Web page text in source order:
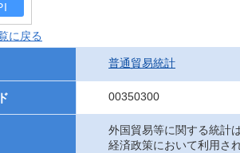
に戻る
普通貿易統計
00350300
外国貿易等に関する統計
経済政策において利用さ